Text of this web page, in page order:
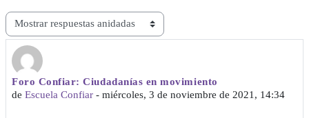
Mostrar modo
Foro Confiar: Ciudadanías en movimiento
de Escuela Confiar - miércoles, 3 de noviembre de 2021, 14:34
Número de respuestas: 0